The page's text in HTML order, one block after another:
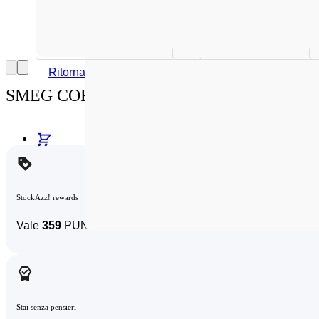
Nessun prodotto nel carrello.
Ritorna al negozio
SMEG COFFEE MAKER 50´STYLE BLUE
StockAzz! rewards
Vale 359 PUNTI!
Stai senza pensieri